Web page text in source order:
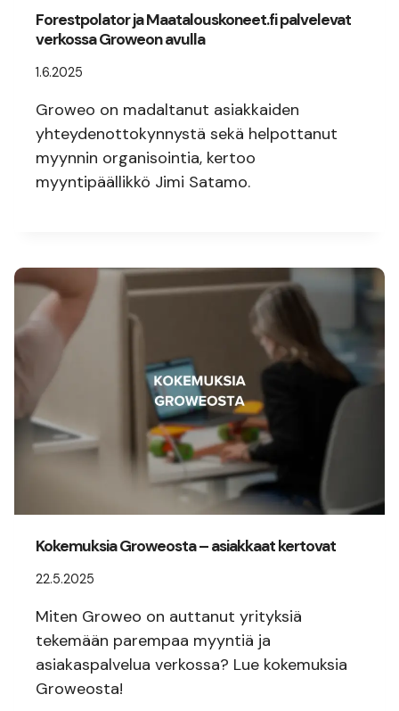
Forestpolator ja Maatalouskoneet.fi palvelevat
verkossa Groweon avulla
1.6.2025
Groweo on madaltanut asiakkaiden
yhteydenottokynnystä sekä helpottanut
myynnin organisointia, kertoo
myyntipäällikkö Jimi Satamo.
Kokemuksia Groweosta – asiakkaat kertovat
22.5.2025
Miten Groweo on auttanut yrityksiä
tekemään parempaa myyntiä ja
asiakaspalvelua verkossa? Lue kokemuksia
Groweosta!